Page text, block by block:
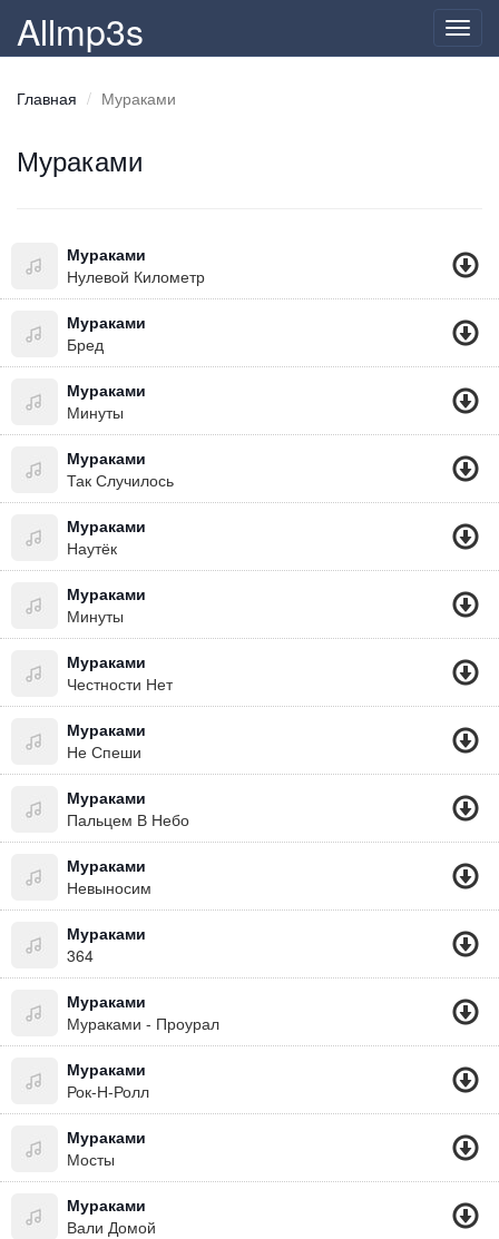
Allmp3s
Главная Мураками
Мураками
Мураками
Нулевой Километр
Мураками
Бред
Мураками
Минуты
Мураками
Так Случилось
Мураками
Наутёк
Мураками
Минуты
Мураками
Честности Нет
Мураками
Не Спеши
Мураками
Пальцем В Небо
Мураками
Невыносим
Мураками
364
Мураками
Мураками - Проурал
Мураками
Рок-Н-Ролл
Мураками
Мосты
Мураками
Вали Домой